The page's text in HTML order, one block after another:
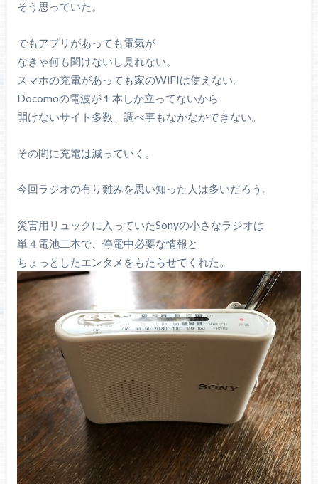
そう思っていた。
でもアプリがあっても電気が
なきゃ何も聞けないし見れない。
スマホの充電があっても家のWiFIは使えない。
Docomoの電波が１本しか立ってないから
開けないサイト多数。調べ事もなかなかできない。
その間に充電は減っていく。
今回ラジオの有り難みを思い知った人は多いだろう。
災害用リュックに入っていたSonyの小さなラジオは
単４電池二本で、停電中必要な情報と
ちょっとしたエンタメをもたらせてくれた。